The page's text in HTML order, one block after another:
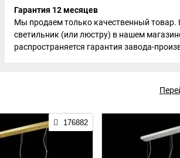
Гарантия 12 месяцев
Мы продаем только качественный
светильник (или люстру) в нашем
распространяется гарантия завода-
176882